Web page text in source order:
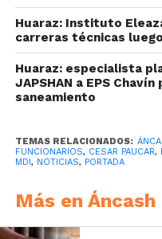
Huaraz: Instituto
carreras técnicas
Huaraz: especialista
JAPSHAN a EPS
saneamiento
TEMAS RELACIONADOS:
FUNCIONARIOS, CESAR PAUCAR,
MDI, NOTICIAS, PORTADA
Más en Áncash